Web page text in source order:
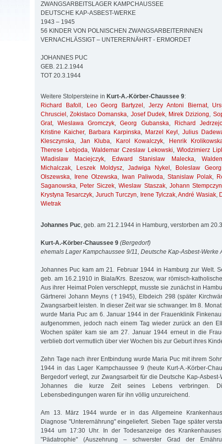
ZWANGSARBEITSLAGER KAMPCHAUSSEE
DEUTSCHE KAP-ASBEST-WERKE
1943 – 1945
56 KINDER VON POLNISCHEN ZWANGSARBEITERINNEN
VERNACHLÄSSIGT – UNTERERNÄHRT - ERMORDET
JOHANNES PUC
GEB. 21.2.1944
TOT 20.3.1944
Weitere Stolpersteine in Kurt-A.-Körber-Chaussee 9:
Richard Bafoll , Leo Georg Bartyzel ,Jerzy Antoni Biernat,
Chrusciel ,Zokistaco Domanska, Josef Dudek, Mirek Dziziong,
Grat,Wieslawa Gromczyk,Georg Gubanska,
Richard
Kristine Kaicher, Barbara Karpinska, Marzel Keyl ,Julius
Klesczynska, Jan Kluba, Karol Kowalczyk,
Henrik
Therese Lebjoda, Waldemar Czeslaw Lekowski, Wlodzimierz
Wladislaw Maciejczyk, Edward Stanislaw Malecka,
Michalczak, Leszek Moldysz, Jadwiga Nykel ,
Boleslaw
Olszewska, Irene Olzewska, Iwan Paliwoda, Stanislaw Polak,
Saganowska, Peter Siczek,Wieslaw Staszak, Johann
Krystyna Tesarczyk, Juruch Turczyn, Irene Tylczak,André Wasiak,
Wietrak
Johannes Puc , geb. am 21.2.1944 in Hamburg, verstorben am
Kurt-A.-Körber-Chaussee 9 (Bergedorf)
ehemals Lager Kampchaussee 9/11, Deutsche Kap-Asbest-Werke
Johannes Puc kam am 21. Februar 1944 in Hamburg zur Welt.
geb. am 16.2.1910 in Biala/Krs. Bzeszow, war römisch-
Aus ihrer Heimat Polen verschleppt, musste sie zunächst in
Gärtnerei Johann Meyns († 1945), Elbdeich 298 (später
Zwangsarbeit leisten. In dieser Zeit war sie schwanger. Im 8.
wurde Maria Puc am 6. Januar 1944 in der Frauenklinik
aufgenommen, jedoch nach einem Tag wieder zurück an den
Wochen später kam sie am 27. Januar 1944 erneut in die
verblieb dort vermutlich über vier Wochen bis zur Geburt ihres
Zehn Tage nach ihrer Entbindung wurde Maria Puc mit ihrem
1944 in das Lager Kampchaussee 9 (heute Kurt-A.-Körber-
Bergedorf verlegt, zur Zwangsarbeit für die Deutsche Kap-Asbest-
Johannes die kurze Zeit seines Lebens verbringen.
Lebensbedingungen waren für ihn völlig unzureichend.
Am 13. März 1944 wurde er in das Allgemeine
Diagnose "Unterernährung" eingeliefert. Sieben Tage später
1944 um 17:30 Uhr. In der Todesanzeige des
"Pädatrophie" (Auszehrung – schwerster Grad der